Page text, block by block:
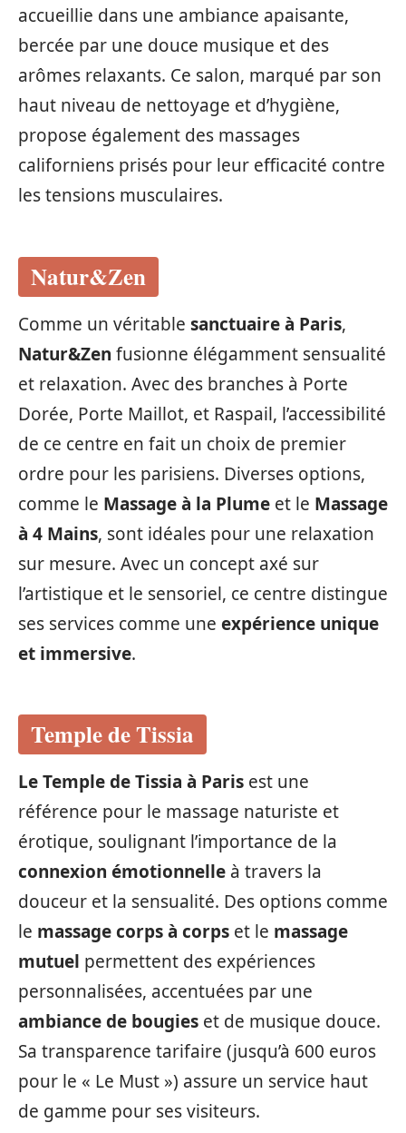
accueillie dans une ambiance apaisante,
bercée par une douce musique et des
arômes relaxants. Ce salon, marqué par son
haut niveau de nettoyage et d’hygiène,
propose également des massages
californiens prisés pour leur efficacité contre
les tensions musculaires.
Natur&Zen
Comme un véritable sanctuaire à Paris,
Natur&Zen fusionne élégamment sensualité
et relaxation. Avec des branches à Porte
Dorée, Porte Maillot, et Raspail, l’accessibilité
de ce centre en fait un choix de premier
ordre pour les parisiens. Diverses options,
comme le Massage à la Plume et le Massage
à 4 Mains, sont idéales pour une relaxation
sur mesure. Avec un concept axé sur
l’artistique et le sensoriel, ce centre distingue
ses services comme une expérience unique
et immersive.
Temple de Tissia
Le Temple de Tissia à Paris est une
référence pour le massage naturiste et
érotique, soulignant l’importance de la
connexion émotionnelle à travers la
douceur et la sensualité. Des options comme
le massage corps à corps et le massage
mutuel permettent des expériences
personnalisées, accentuées par une
ambiance de bougies et de musique douce.
Sa transparence tarifaire (jusqu’à 600 euros
pour le « Le Must ») assure un service haut
de gamme pour ses visiteurs.